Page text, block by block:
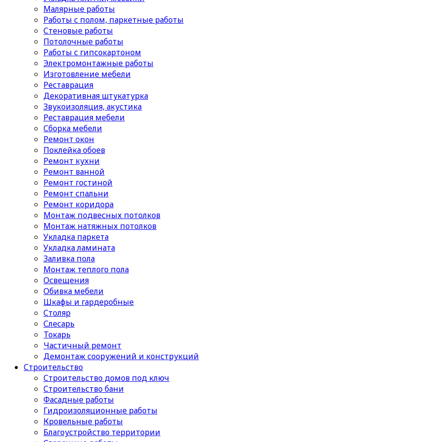
Малярные работы
Работы с полом, паркетные работы
Стеновые работы
Потолочные работы
Работы с гипсокартоном
Электромонтажные работы
Изготовление мебели
Реставрация
Декоративная штукатурка
Звукоизоляция, акустика
Реставрация мебели
Сборка мебели
Ремонт окон
Поклейка обоев
Ремонт кухни
Ремонт ванной
Ремонт гостиной
Ремонт спальни
Ремонт коридора
Монтаж подвесных потолков
Монтаж натяжных потолков
Укладка паркета
Укладка ламината
Заливка пола
Монтаж теплого пола
Освещения
Обивка мебели
Шкафы и гардеробные
Столяр
Слесарь
Токарь
Частичный ремонт
Демонтаж сооружений и конструкций
Строительство
Строительство домов под ключ
Строительство бани
Фасадные работы
Гидроизоляционные работы
Кровельные работы
Благоустройство территории